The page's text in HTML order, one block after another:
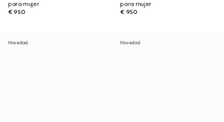
para mujer
€ 950
para mujer
€ 950
Novedad Novedad